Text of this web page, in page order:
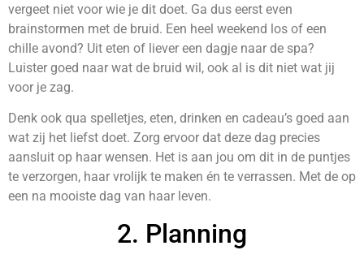
vergeet niet voor wie je dit doet. Ga dus eerst even
brainstormen met de bruid. Een heel weekend los of een
chille avond? Uit eten of liever een dagje naar de spa?
Luister goed naar wat de bruid wil, ook al is dit niet wat jij
voor je zag.
Denk ook qua spelletjes, eten, drinken en cadeau’s goed aan
wat zij het liefst doet. Zorg ervoor dat deze dag precies
aansluit op haar wensen. Het is aan jou om dit in de puntjes
te verzorgen, haar vrolijk te maken én te verrassen. Met de op
een na mooiste dag van haar leven.
2. Planning